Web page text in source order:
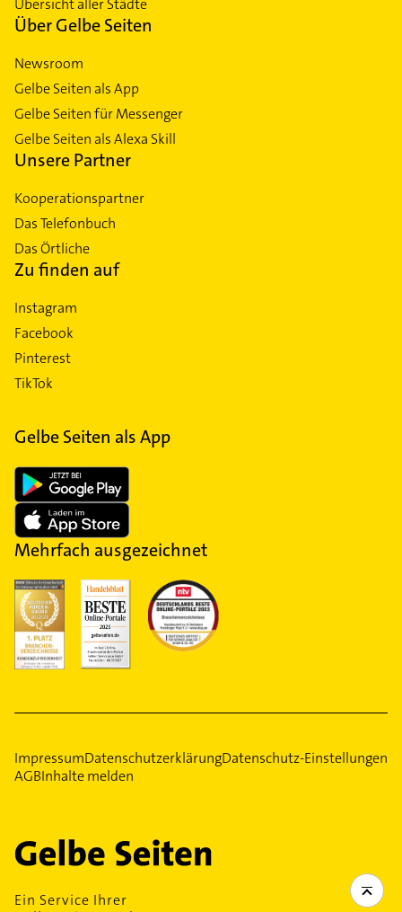
Übersicht aller Städte
Über Gelbe Seiten
Newsroom
Gelbe Seiten als App
Gelbe Seiten für Messenger
Gelbe Seiten als Alexa Skill
Unsere Partner
Kooperationspartner
Das Telefonbuch
Das Örtliche
Zu finden auf
Instagram
Facebook
Pinterest
TikTok
Gelbe Seiten als App
Mehrfach ausgezeichnet
ImpressumDatenschutzerklärungDatenschutz-Einstellungen
AGBInhalte melden
Ein Service Ihrer